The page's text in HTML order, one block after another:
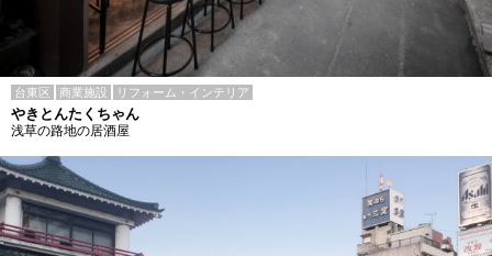
台東区 商業施設 リフォーム・インテリア
やきとんたくちゃん
浅草の路地の居酒屋